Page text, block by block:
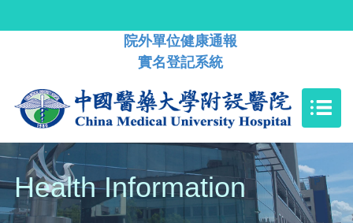
院外單位健康通報
實名登記系統
Health Information